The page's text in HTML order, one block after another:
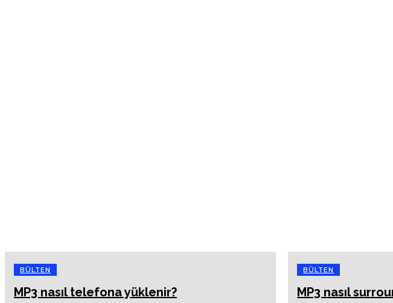
BÜLTEN
MP3 nasıl telefona yüklenir?
BÜLTEN
MP3 nasıl